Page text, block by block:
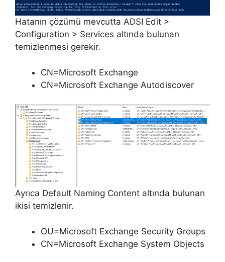
Hatanın çözümü mevcutta ADSI Edit >
Configuration > Services altında bulunan
temizlenmesi gerekir.
CN=Microsoft Exchange
CN=Microsoft Exchange Autodiscover
Ayrıca Default Naming Content altında bulunan
ikisi temizlenir.
OU=Microsoft Exchange Security Groups
CN=Microsoft Exchange System Objects